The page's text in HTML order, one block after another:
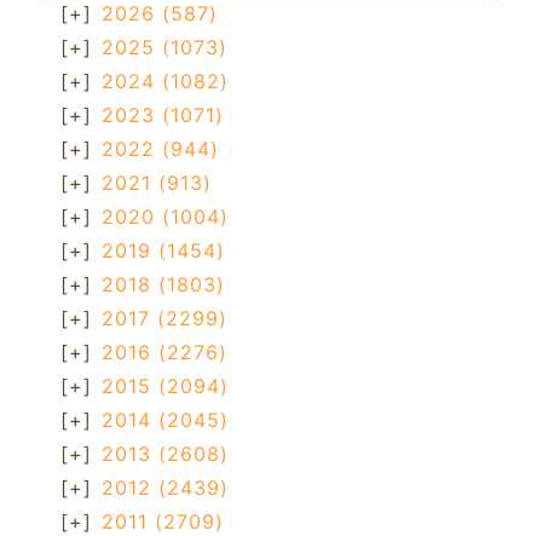
[+] 2026 (587)
[+] 2025 (1073)
[+] 2024 (1082)
[+] 2023 (1071)
[+] 2022 (944)
[+] 2021 (913)
[+] 2020 (1004)
[+] 2019 (1454)
[+] 2018 (1803)
[+] 2017 (2299)
[+] 2016 (2276)
[+] 2015 (2094)
[+] 2014 (2045)
[+] 2013 (2608)
[+] 2012 (2439)
[+] 2011 (2709)